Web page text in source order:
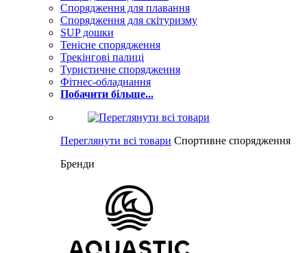
Спорядження для плавання
Спорядження для скітуризму
SUP дошки
Тенісне спорядження
Трекінгові палиці
Туристичне спорядження
Фітнес-обладнання
Побачити більше...
Переглянути всі товари Спортивне спорядження
Бренди